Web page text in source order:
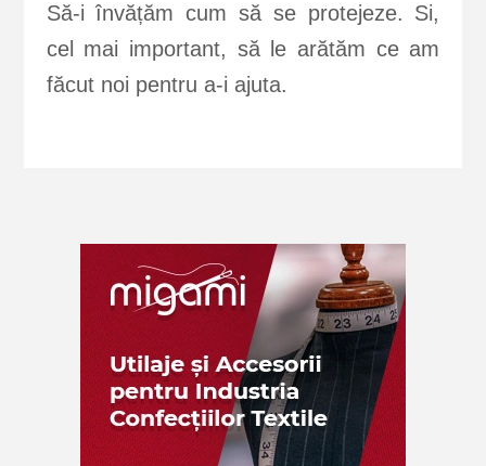
Să-i învățăm cum să se protejeze. Si,
cel mai important, să le arătăm ce am
făcut noi pentru a-i ajuta.